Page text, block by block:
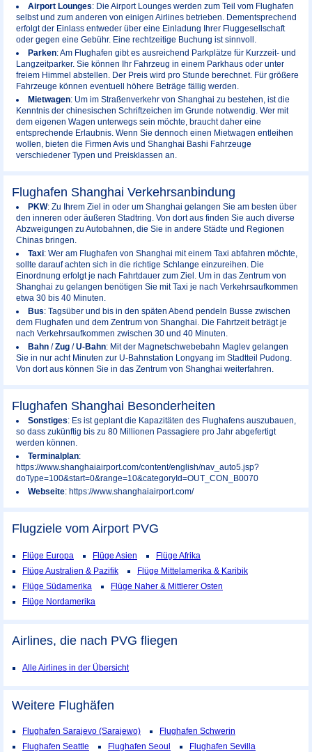
Airport Lounges: Die Airport Lounges werden zum Teil vom Flughafen
selbst und zum anderen von einigen Airlines betrieben. Dementsprechend
erfolgt der Einlass entweder über eine Einladung Ihrer Fluggesellschaft
oder gegen eine Gebühr. Eine rechtzeitige Buchung ist sinnvoll.
Parken: Am Flughafen gibt es ausreichend Parkplätze für Kurzzeit- und
Langzeitparker. Sie können Ihr Fahrzeug in einem Parkhaus oder unter
freiem Himmel abstellen. Der Preis wird pro Stunde berechnet. Für größere
Fahrzeuge können eventuell höhere Beträge fällig werden.
Mietwagen: Um im Straßenverkehr von Shanghai zu bestehen, ist die
Kenntnis der chinesischen Schriftzeichen im Grunde notwendig. Wer mit
dem eigenen Wagen unterwegs sein möchte, braucht daher eine
entsprechende Erlaubnis. Wenn Sie dennoch einen Mietwagen entleihen
wollen, bieten die Firmen Avis und Shanghai Bashi Fahrzeuge
verschiedener Typen und Preisklassen an.
Flughafen Shanghai Verkehrsanbindung
PKW: Zu Ihrem Ziel in oder um Shanghai gelangen Sie am besten über
den inneren oder äußeren Stadtring. Von dort aus finden Sie auch diverse
Abzweigungen zu Autobahnen, die Sie in andere Städte und Regionen
Chinas bringen.
Taxi: Wer am Flughafen von Shanghai mit einem Taxi abfahren möchte,
sollte darauf achten sich in die richtige Schlange einzureihen. Die
Einordnung erfolgt je nach Fahrtdauer zum Ziel. Um in das Zentrum von
Shanghai zu gelangen benötigen Sie mit Taxi je nach Verkehrsaufkommen
etwa 30 bis 40 Minuten.
Bus: Tagsüber und bis in den späten Abend pendeln Busse zwischen
dem Flughafen und dem Zentrum von Shanghai. Die Fahrtzeit beträgt je
nach Verkehrsaufkommen zwischen 30 und 40 Minuten.
Bahn /Zug /U-Bahn: Mit der Magnetschwebebahn Maglev gelangen
Sie in nur acht Minuten zur U-Bahnstation Longyang im Stadtteil Pudong.
Von dort aus können Sie in das Zentrum von Shanghai weiterfahren.
Flughafen Shanghai Besonderheiten
Sonstiges: Es ist geplant die Kapazitäten des Flughafens auszubauen,
so dass zukünftig bis zu 80 Millionen Passagiere pro Jahr abgefertigt
werden können.
Terminalplan:
https://www.shanghaiairport.com/content/english/nav_auto5.jsp?
doType=100&start=0&range=10&categoryId=OUT_CON_B0070
Webseite: https://www.shanghaiairport.com/
Flugziele vom Airport PVG
Flüge Europa Flüge Asien
Flüge Afrika
Flüge Australien & Pazifik
Flüge Mittelamerika & Karibik
Flüge Südamerika
Flüge Naher & Mittlerer Osten
Flüge Nordamerika
Airlines, die nach PVG fliegen
Alle Airlines in der Übersicht
Weitere Flughäfen
Flughafen Sarajevo (Sarajewo)
Flughafen Schwerin
Flughafen Seattle
Flughafen Seoul
Flughafen Sevilla